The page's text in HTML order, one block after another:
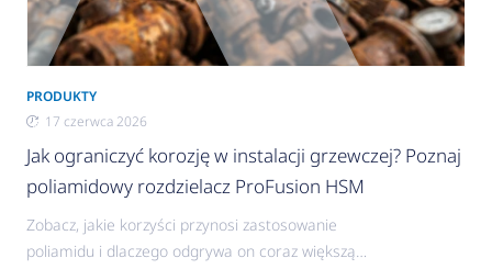
PRODUKTY
17 czerwca 2026
Jak ograniczyć korozję w instalacji grzewczej? Poznaj
poliamidowy rozdzielacz ProFusion HSM
Zobacz, jakie korzyści przynosi zastosowanie
poliamidu i dlaczego odgrywa on coraz większą